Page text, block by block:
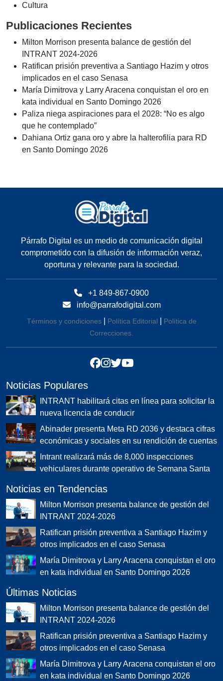
Cultura
Publicaciones Recientes
Milton Morrison presenta balance de gestión del
INTRANT 2024-2026
Ratifican prisión preventiva a Santiago Hazim y otros
implicados en el caso Senasa
María Dimitrova y Larry Aracena conquistan el oro en
kata individual en Santo Domingo 2026
Paliza niega aspiraciones para el 2028: “No es algo
que he contemplado”
Dahiana Ortiz gana oro y abre la halterofilia para RD
en Santo Domingo 2026
Párrafo Digital es un medio de comunicación digital
comprometido con la difusión de información veraz,
oportuna y relevante para la sociedad.
+1 849-867-0900
info@parrafodigital.com
Términos y condiciones| Política Editorial
Política de
Correcciones.
Noticias Populares
INTRANT habilitará citas en línea para solicitar la
nueva licencia de conducir
Abinader presenta Meta RD 2036 y destaca cifras
económicas y sociales en su rendición de cuentas
Intrant realizará más de 8,000 inspecciones
vehiculares durante operativo de Semana Santa
Noticias en Tendencias
Milton Morrison presenta balance de gestión del
INTRANT 2024-2026
Ratifican prisión preventiva a Santiago Hazim y
otros implicados en el caso Senasa
María Dimitrova y Larry Aracena conquistan el oro
en kata individual en Santo Domingo 2026
Últimas Noticias
Milton Morrison presenta balance de gestión del
INTRANT 2024-2026
Ratifican prisión preventiva a Santiago Hazim y
otros implicados en el caso Senasa
María Dimitrova y Larry Aracena conquistan el oro
en kata individual en Santo Domingo 2026